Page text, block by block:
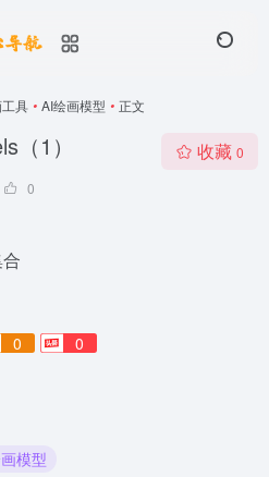
具 • AI绘画模型 • 正文
（1）
0
收藏 0
0 0
模型